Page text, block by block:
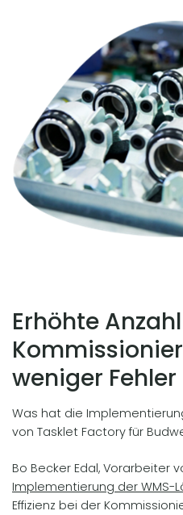
Erhöhte
weniger Fehler
Was hat die
von Tasklet Factory für
Bo Becker Edal, Vorarbeiter
Implementierung der WMS-
Effizienz bei der